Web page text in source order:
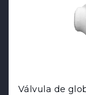
Válvula de